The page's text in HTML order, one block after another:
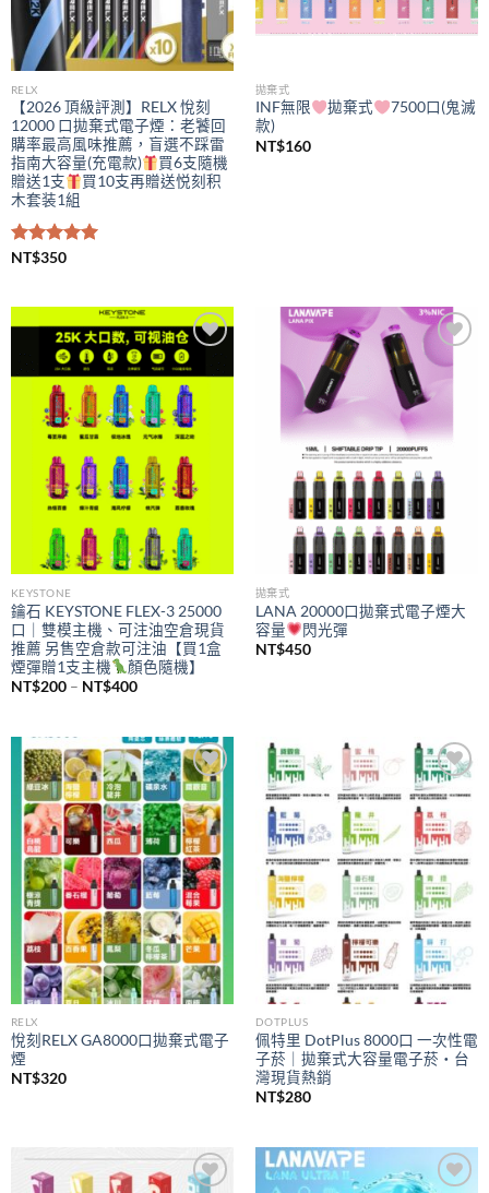
RELX
【2026 頂級評測】RELX 悅刻
12000 口拋棄式電子煙：老饕回
購率最高風味推薦，盲選不踩雷
指南大容量(充電款)
買6支隨機
贈送1支
買10支再贈送悦刻积
木套装1組
評分5.00
NT$350
拋棄式
INF無限 拋棄式
7500口(鬼滅
款)
NT$160
Add to
wishlist
KEYSTONE
鑰石 KEYSTONE FLEX-3 25000
口｜雙模主機、可注油空倉現貨
推薦 另售空倉款可注油【買1盒
煙彈贈1支主機
顏色隨機】
NT$200 – NT$400價
NT$200
到
NT$400
Add to
wishlist
拋棄式
LANA 20000口拋棄式電子煙大
容量
閃光彈
NT$450
Add to
wishlist
RELX
悅刻RELX GA8000口拋棄式電子
煙
NT$320
Add to
DOTPLUS
佩特里 DotPlus 8000口 一次性電
子菸｜拋棄式大容量電子菸・台
灣現貨熱銷
NT$280